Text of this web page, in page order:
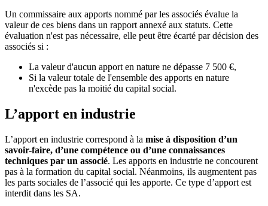
Un commissaire aux apports nommé par les associés évalue la
valeur de ces biens dans un rapport annexé aux statuts. Cette
évaluation n'est pas nécessaire, elle peut être écarté par décision des
associés si :
La valeur d'aucun apport en nature ne dépasse 7 500 €,
Si la valeur totale de l'ensemble des apports en nature
n'excède pas la moitié du capital social.
L’apport en industrie
L’apport en industrie correspond à la mise à disposition d’un
savoir-faire, d’une compétence ou d’une connaissances
techniques par un associé. Les apports en industrie ne concourent
pas à la formation du capital social. Néanmoins, ils augmentent pas
les parts sociales de l’associé qui les apporte. Ce type d’apport est
interdit dans les SA.